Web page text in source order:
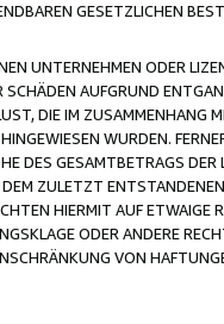
GESETZLICHEN
UNTERNEHMEN ODER
SCHÄDEN AUFGRUND
DIE IM ZUSAMMENHANG
WURDEN.
DES GESAMTBETRAGS
ZULETZT
HIERMIT AUF
ODER ANDERE
VON